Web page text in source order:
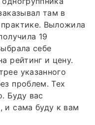
там в
Выложила
19
себе
рейтинг и цену.
указанного
проблем. Тех
Буду вас
и сама буду к вам